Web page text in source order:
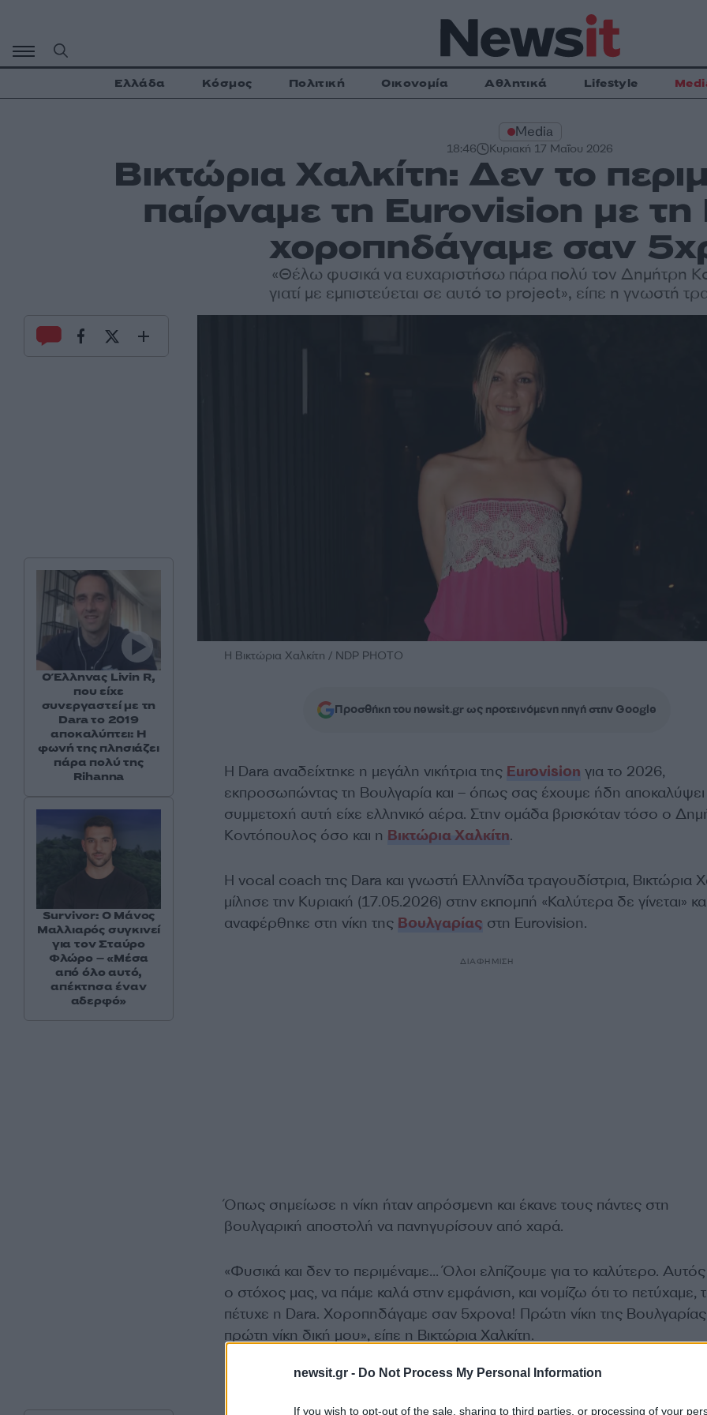
newsit.gr - Do Not Process My Personal Information
If you wish to opt-out of the sale, sharing to third parties, or processing of your
περιεχόμενο
Ελλάδα Κόσμος Πολιτική Οικονομία Αθλητικά Lifestyle
Media
18:46 Κυριακή 17 Μαΐου 2026
Βικτώρια Χαλκίτη: Δεν το
παίρναμε τη Eurovision με τη
χοροπηδάγαμε σαν
«Θέλω φυσικά να ευχαριστήσω πάρα πολύ τον Δημήτρη
γιατί με εμπιστεύεται σε αυτό το project», είπε η γνωστή
H Βικτώρια Χαλκίτη / NDP PHOTO
Προσθήκη του newsit.gr ως προτεινόμενη πηγή στην Google
Η Dara αναδείχτηκε η μεγάλη νικήτρια της Eurovision για το 2026,
εκπροσωπώντας τη Βουλγαρία και – όπως σας έχουμε ήδη αποκαλύψει
συμμετοχή αυτή είχε ελληνικό αέρα. Στην ομάδα βρισκόταν τόσο ο
Κοντόπουλος όσο και η Βικτώρια Χαλκίτη.
Η vocal coach της Dara και γνωστή Ελληνίδα τραγουδίστρια, Βικτώρια
μίλησε την Κυριακή (17.05.2026) στην εκπομπή «Καλύτερα δε γίνεται»
αναφέρθηκε στη νίκη της Βουλγαρίας στη Eurovision.
ΔΙΑΦΗΜΙΣΗ
Όπως σημείωσε η νίκη ήταν απρόσμενη και έκανε τους πάντες στη
βουλγαρική αποστολή να πανηγυρίσουν από χαρά.
«Φυσικά και δεν το περιμέναμε… Όλοι ελπίζουμε για το καλύτερο.
ο στόχος μας, να πάμε καλά στην εμφάνιση, και νομίζω ότι το πετύχαμε,
πέτυχε η Dara. Χοροπηδάγαμε σαν 5χρονα! Πρώτη νίκη της Βουλγαρίας
πρώτη νίκη δική μου», είπε η Βικτώρια Χαλκίτη.
Ο Έλληνας Livin R,
που είχε
συνεργαστεί με τη
Dara το 2019
αποκαλύπτει: Η
φωνή της πλησιάζει
πάρα πολύ της
Rihanna
Survivor: Ο Μάνος
Μαλλιαρός συγκινεί
για τον Σταύρο
Φλώρο – «Μέσα
από όλο αυτό,
απέκτησα έναν
αδερφό»